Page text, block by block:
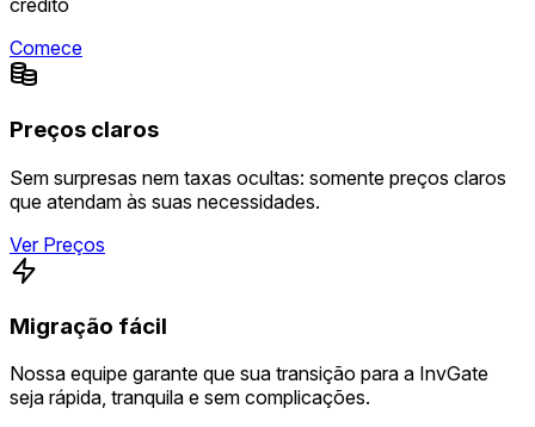
crédito
Comece
Preços claros
Sem surpresas nem taxas ocultas: somente preços claros
que atendam às suas necessidades.
Ver Preços
Migração fácil
Nossa equipe garante que sua transição para a InvGate
seja rápida, tranquila e sem complicações.